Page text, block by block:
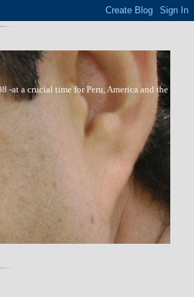
-at a crucial time for Peru, America and the